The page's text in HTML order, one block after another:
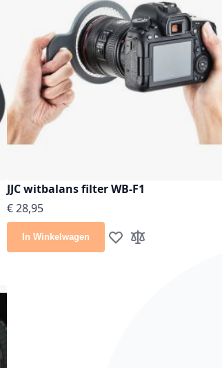
JJC witbalans filter WB-F1
€ 28,95
In Winkelwagen Voeg toe aan
Toevoegen om te